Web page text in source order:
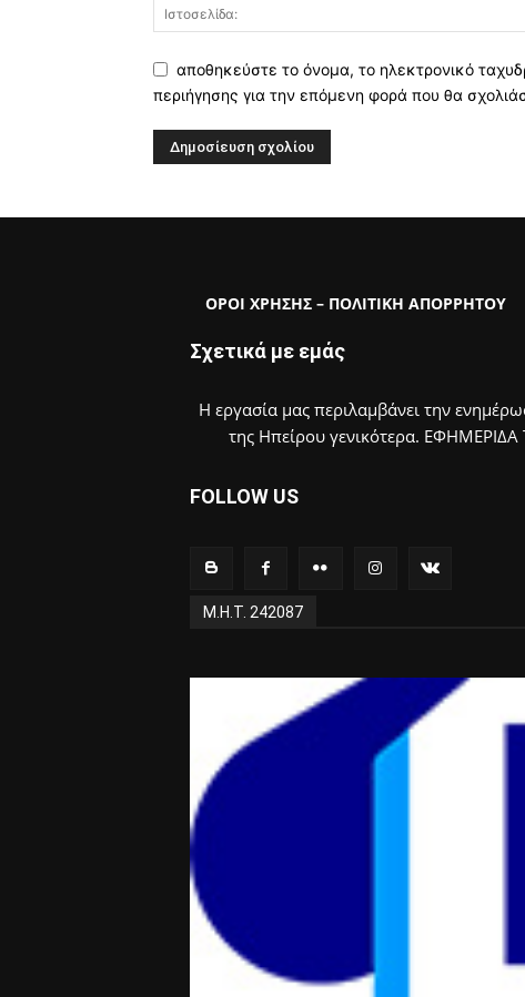
αποθηκεύστε το όνομα, το ηλεκτρονικό
περιήγησης για την επόμενη φορά που θα
ΟΡΟΙ ΧΡΗΣΗΣ – ΠΟΛΙΤΙΚΗ ΑΠΟΡΡΗΤΟΥ
Σχετικά με εμάς
Η εργασία μας περιλαμβάνει την
της Ηπείρου γενικότερα.
FOLLOW US
Μ.Η.Τ. 242087